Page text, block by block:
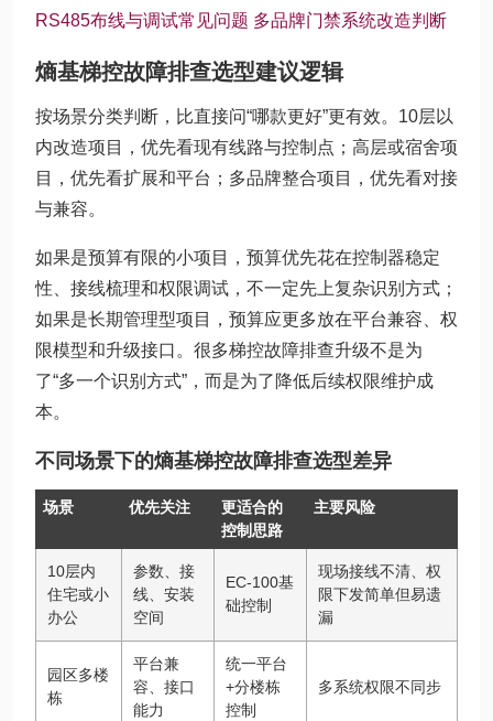
RS485布线与调试常见问题 多品牌门禁系统改造判断
熵基梯控故障排查选型建议逻辑
按场景分类判断，比直接问“哪款更好”更有效。10层以
内改造项目，优先看现有线路与控制点；高层或宿舍项
目，优先看扩展和平台；多品牌整合项目，优先看对接
与兼容。
如果是预算有限的小项目，预算优先花在控制器稳定
性、接线梳理和权限调试，不一定先上复杂识别方式；
如果是长期管理型项目，预算应更多放在平台兼容、权
限模型和升级接口。很多梯控故障排查升级不是为
了“多一个识别方式”，而是为了降低后续权限维护成
本。
不同场景下的熵基梯控故障排查选型差异
场景 优先关注
更适合的
控制思路
主要风险
10层内
住宅或小
办公
参数、接
线、安装
空间
EC-100基
础控制
现场接线不清、权
限下发简单但易遗
漏
园区多楼
栋
平台兼
容、接口
能力
统一平台
+分楼栋
控制
多系统权限不同步